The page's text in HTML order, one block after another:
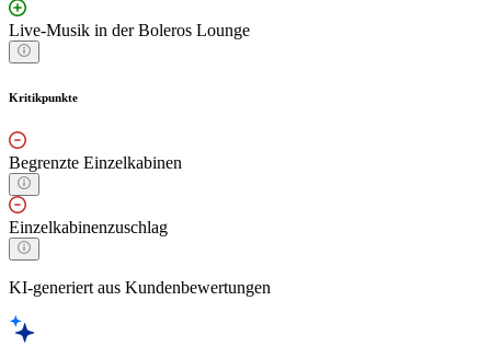
Live-Musik in der Boleros Lounge
Kritikpunkte
Begrenzte Einzelkabinen
Einzelkabinenzuschlag
KI-generiert aus Kundenbewertungen